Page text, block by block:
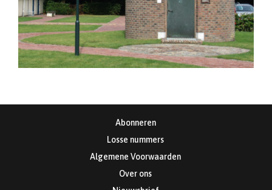
Abonneren
Losse nummers
Algemene Voorwaarden
Over ons